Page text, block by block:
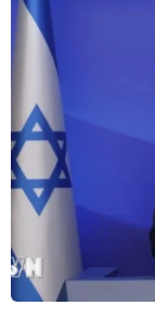
Một phụ nữ
sự thật về
28/01/2020 11:35